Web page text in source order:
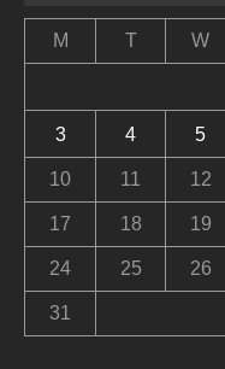
M T W
3 4 5
10 11 12
17 18 19
24 25 26
31